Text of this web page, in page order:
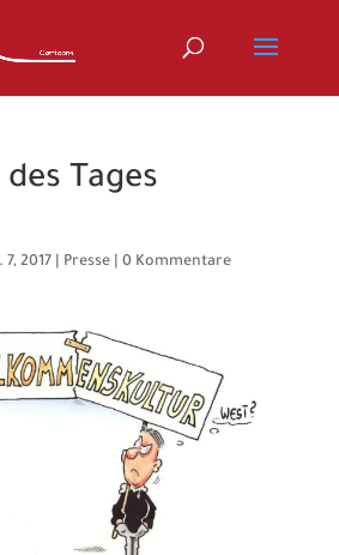
Tages
7, 2017 Presse| 0 Kommentare